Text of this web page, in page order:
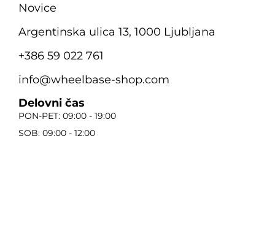
Novice
Argentinska ulica 13, 1000 Ljubljana
+386 59 022 761
info@wheelbase-shop.com
Delovni čas
PON-PET: 09:00 - 19:00
SOB: 09:00 - 12:00